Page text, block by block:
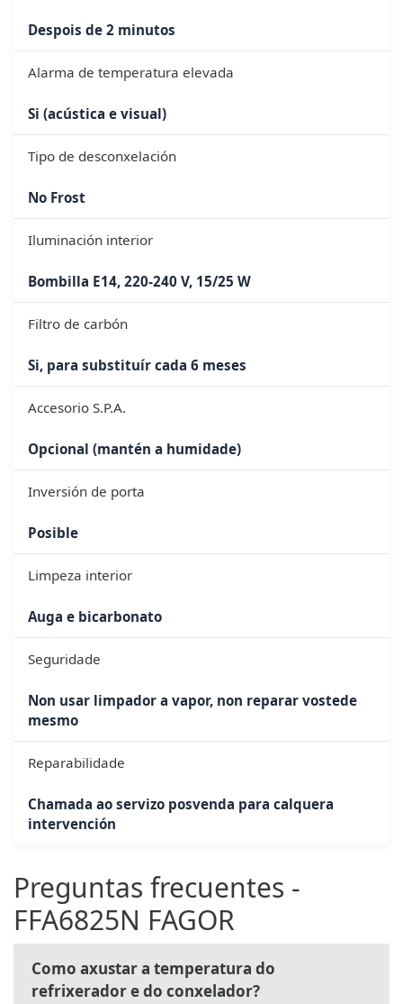
Despois de 2 minutos
Alarma de temperatura elevada
Si (acústica e visual)
Tipo de desconxelación
No Frost
Iluminación interior
Bombilla E14, 220-240 V, 15/25 W
Filtro de carbón
Si, para substituír cada 6 meses
Accesorio S.P.A.
Opcional (mantén a humidade)
Inversión de porta
Posible
Limpeza interior
Auga e bicarbonato
Seguridade
Non usar limpador a vapor, non reparar vostede
mesmo
Reparabilidade
Chamada ao servizo posvenda para calquera
intervención
Preguntas frecuentes -
FFA6825N FAGOR
Como axustar a temperatura do
refrixerador e do conxelador?